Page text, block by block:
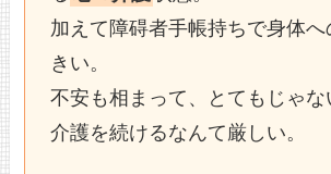
加えて障碍者手帳持ちで身体へ
きい。
不安も相まって、とてもじゃ
介護を続けるなんて厳しい。